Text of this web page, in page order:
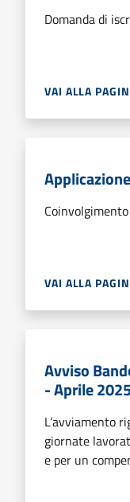
Domanda di
VAI ALLA
VAI ALLA
Avviso
- Aprile
L’avviamento
giornate
e per un